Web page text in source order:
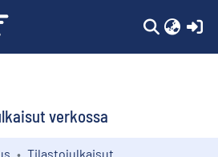
verkossa
Tilastojulkaisut